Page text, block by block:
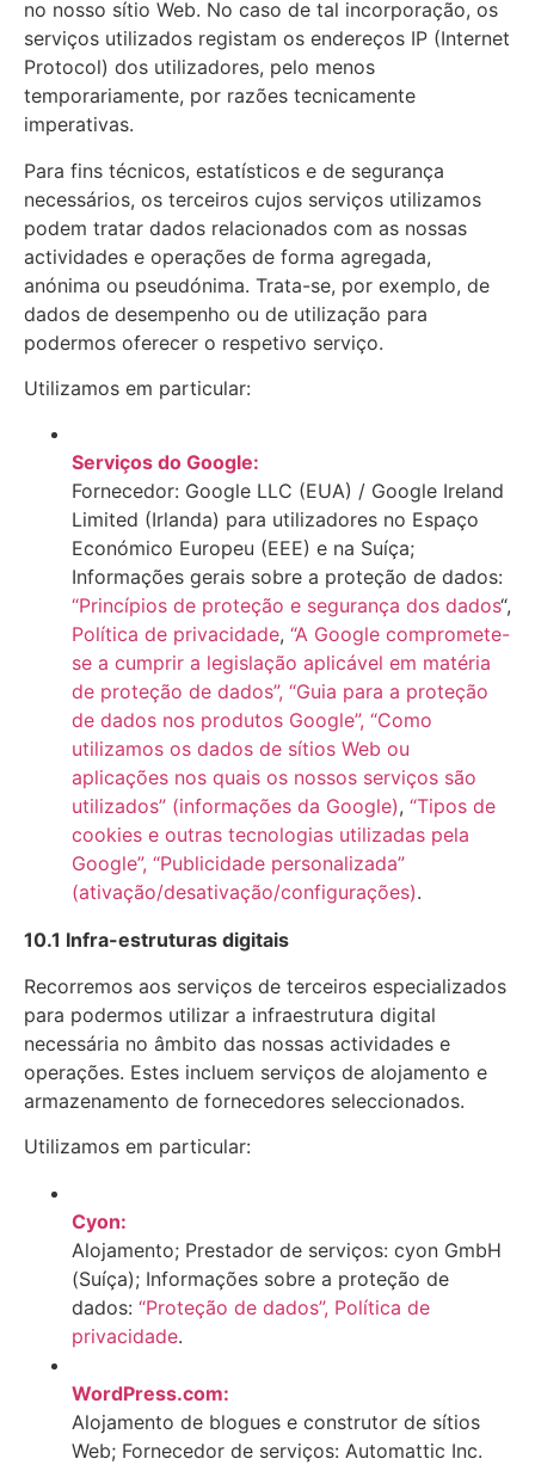
no nosso sítio Web. No caso de tal incorporação, os
serviços utilizados registam os endereços IP (Internet
Protocol) dos utilizadores, pelo menos
temporariamente, por razões tecnicamente
imperativas.
Para fins técnicos, estatísticos e de segurança
necessários, os terceiros cujos serviços utilizamos
podem tratar dados relacionados com as nossas
actividades e operações de forma agregada,
anónima ou pseudónima. Trata-se, por exemplo, de
dados de desempenho ou de utilização para
podermos oferecer o respetivo serviço.
Utilizamos em particular:
Serviços do Google:
Fornecedor: Google LLC (EUA) / Google Ireland
Limited (Irlanda) para utilizadores no Espaço
Económico Europeu (EEE) e na Suíça;
Informações gerais sobre a proteção de dados:
“Princípios de proteção e segurança dos dados“,
Política de privacidade, “A Google compromete-
se a cumprir a legislação aplicável em matéria
de proteção de dados”, “Guia para a proteção
de dados nos produtos Google”, “Como
utilizamos os dados de sítios Web ou
aplicações nos quais os nossos serviços são
utilizados” (informações da Google), “Tipos de
cookies e outras tecnologias utilizadas pela
Google”, “Publicidade personalizada”
(ativação/desativação/configurações).
10.1 Infra-estruturas digitais
Recorremos aos serviços de terceiros especializados
para podermos utilizar a infraestrutura digital
necessária no âmbito das nossas actividades e
operações. Estes incluem serviços de alojamento e
armazenamento de fornecedores seleccionados.
Utilizamos em particular:
Cyon:
Alojamento; Prestador de serviços: cyon GmbH
(Suíça); Informações sobre a proteção de
dados: “Proteção de dados”, Política de
privacidade.
WordPress.com:
Alojamento de blogues e construtor de sítios
Web; Fornecedor de serviços: Automattic Inc.